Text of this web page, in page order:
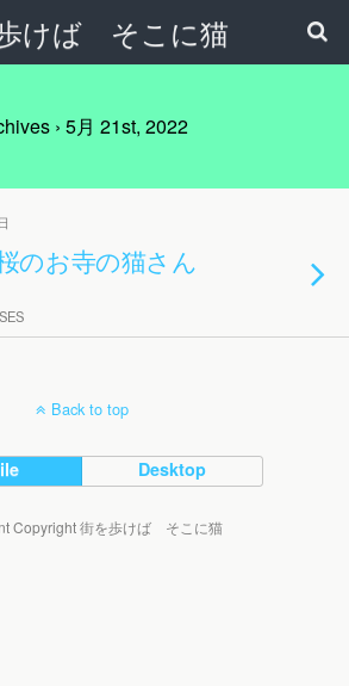
けば そこに猫
› 5月 21st, 2022
のお寺の猫さん
Back to top
Desktop
Copyright 街を歩けば そこに猫